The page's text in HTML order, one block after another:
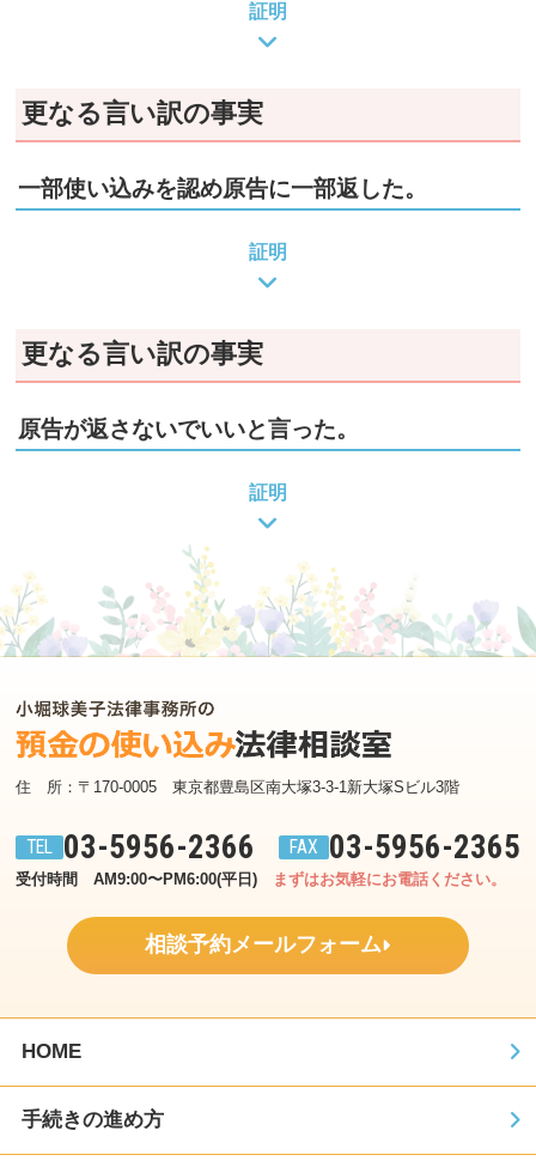
証明
更なる言い訳の事実
一部使い込みを認め原告に一部返した。
証明
更なる言い訳の事実
原告が返さないでいいと言った。
証明
住　所：〒170-0005　東京都豊島区南大塚3-3-1新大塚Sビル3階
03-5956-2366 03-5956-2365
受付時間　AM9:00〜PM6:00(平日) まずはお気軽にお電話ください。
相談予約メールフォーム
HOME
手続きの進め方